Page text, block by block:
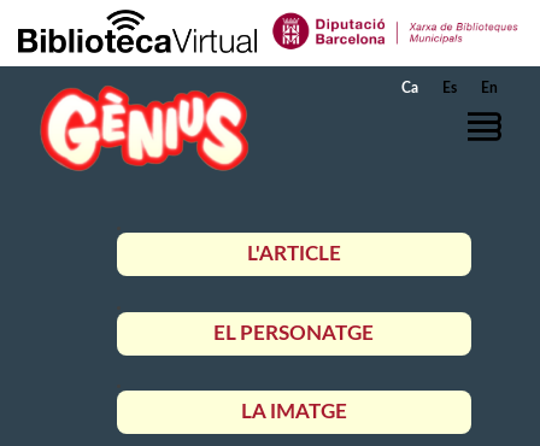
Salta al contingut principal
Ca Es En
L'ARTICLE
EL PERSONATGE
LA IMATGE